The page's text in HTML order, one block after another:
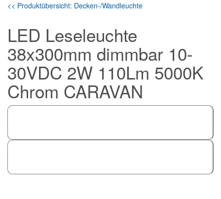
<< Produktübersicht: Decken-/Wandleuchte
LED Leseleuchte
38x300mm dimmbar 10-
30VDC 2W 110Lm 5000K
Chrom CARAVAN